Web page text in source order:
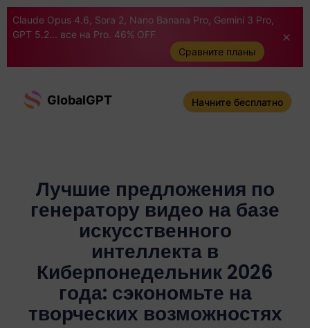
Claude Opus 4.6, Sora 2, Nano Banana Pro, Gemini 3 Pro,
GPT 5.2... все на Pro. 46% OFF
Сравните планы
GlobalGPT Начните бесплатно
Лучшие предложения по
генератору видео на базе
искусственного
интеллекта в
Киберпонедельник 2026
года: сэкономьте на
творческих возможностях